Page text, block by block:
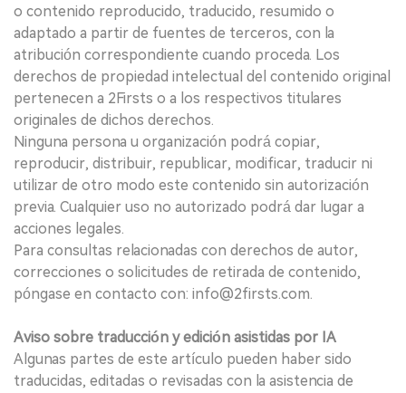
o contenido reproducido, traducido, resumido o
adaptado a partir de fuentes de terceros, con la
atribución correspondiente cuando proceda. Los
derechos de propiedad intelectual del contenido original
pertenecen a 2Firsts o a los respectivos titulares
originales de dichos derechos.
Ninguna persona u organización podrá copiar,
reproducir, distribuir, republicar, modificar, traducir ni
utilizar de otro modo este contenido sin autorización
previa. Cualquier uso no autorizado podrá dar lugar a
acciones legales.
Para consultas relacionadas con derechos de autor,
correcciones o solicitudes de retirada de contenido,
póngase en contacto con: info@2firsts.com.
Aviso sobre traducción y edición asistidas por IA
Algunas partes de este artículo pueden haber sido
traducidas, editadas o revisadas con la asistencia de